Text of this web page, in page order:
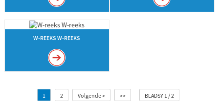
W-REEKS W-REEKS
1 2 Volgende > >> BLADSY 1 / 2